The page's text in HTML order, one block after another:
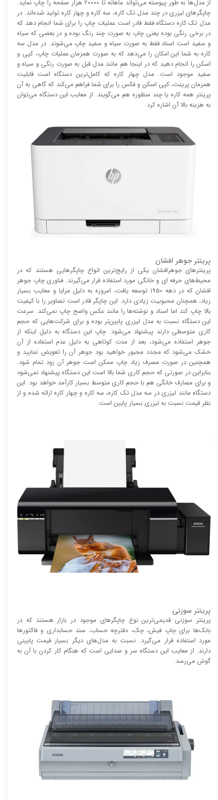
از مدل‌ها به طور پیوسته می‌تواند ماهانه تا 20000 هزار صفحه را چاپ نماید.
چاپگر‌های لیزری در چند مدل تک کاره، سه کاره و چهار کاره تولید شده‌اند. در
مدل تک کاره دستگاه فقط قادر است عملیات چاپ را برای شما انجام دهد که
در برخی رنگی بوده یعنی چاپ به صورت چند رنگ بوده و در بعضی که سیاه
و سفید است اسناد فقط به صورت سیاه و سفید چاپ می‌شوند. در مدل سه
کاره به شما این امکان را می‌دهد که به صورت همزمان عملیات چاپ، کپی و
اسکن را انجام دهید که در اینجا هم مانند مدل قبل به صورت رنگی و سیاه و
سفید موجود است. مدل چهار کاره که کامل‌ترین دستگاه است قابلیت
همزمان پرینت، کپی اسکن و فکس را برای شما فراهم می‌کند که گاهی به آن
پرینتر همه کاره یا چند منظوره هم می‌گویند. از معایب این دستگاه می‌توان
به هزینه بالا آن اشاره کرد.
پرینتر جوهر افشان
پرینتر‌های جوهرافشان یکی از رایج‌ترین انواع چاپگر‌هایی هستند که در
محیط‌های حرفه ای و خانگی مورد استفاده قرار می‌گیرند. فناوری چاپ جوهر
افشان که در دهه 1950 توسعه یافت، امروزه به دلیل مزایا و معایب بسیار
زیاد، همچنان محبوبیت زیادی دارد. این چاپگر قادر است تصاویر را با کیفیت
بالا چاپ کند اما اسناد و نوشته‌ها را مانند عکس واضح چاپ نمی‌کند. سرعت
این دستگاه نسبت به مدل لیزری پایین‌تر بوده و برای شرکت‌هایی که حجم
کاری متوسطی دارند پیشنهاد می‌شود. چاپ این دستگاه به دلیل اینکه از
جوهر استفاده می‌شود، بعد از مدت کوتاهی به دلیل عدم استفاده از آن
خشک می‌شود که مجدد مجبور خواهید بود جوهر آن را تعویض نمایید و
همچنین در صورت مصرف زیاد چاپ ممکن است جوهر آن زود تمام شود.
بنابراین در صورتی که حجم کاری شما بالا است این دستگاه پیشنهاد نمی‌شود
و برای مصارف خانگی هم با حجم کاری متوسط بسیار کارآمد خواهد بود. این
دستگاه مانند لیزری در سه مدل تک کاره، سه کاره و چهار کاره ارائه شده و از
نظر قیمت نسبت به لیزری بسیار پایین است.
پرینتر سوزنی
پرینتر سوزنی قدیمی‌ترین نوع چاپگر‌های موجود در بازار هستند که در
بانک‌ها برای چاپ فیش، چک، دفترچه حساب، سند حسابداری و فاکتور‌ها
مورد استفاده قرار می‌گیرد. نسبت به مدل‌های دیگر بسیار قیمت پایینی
دارند. از معایب این دستگاه سر و صدایی است که هنگام کار کردن با آن به
گوش می‌رسد.